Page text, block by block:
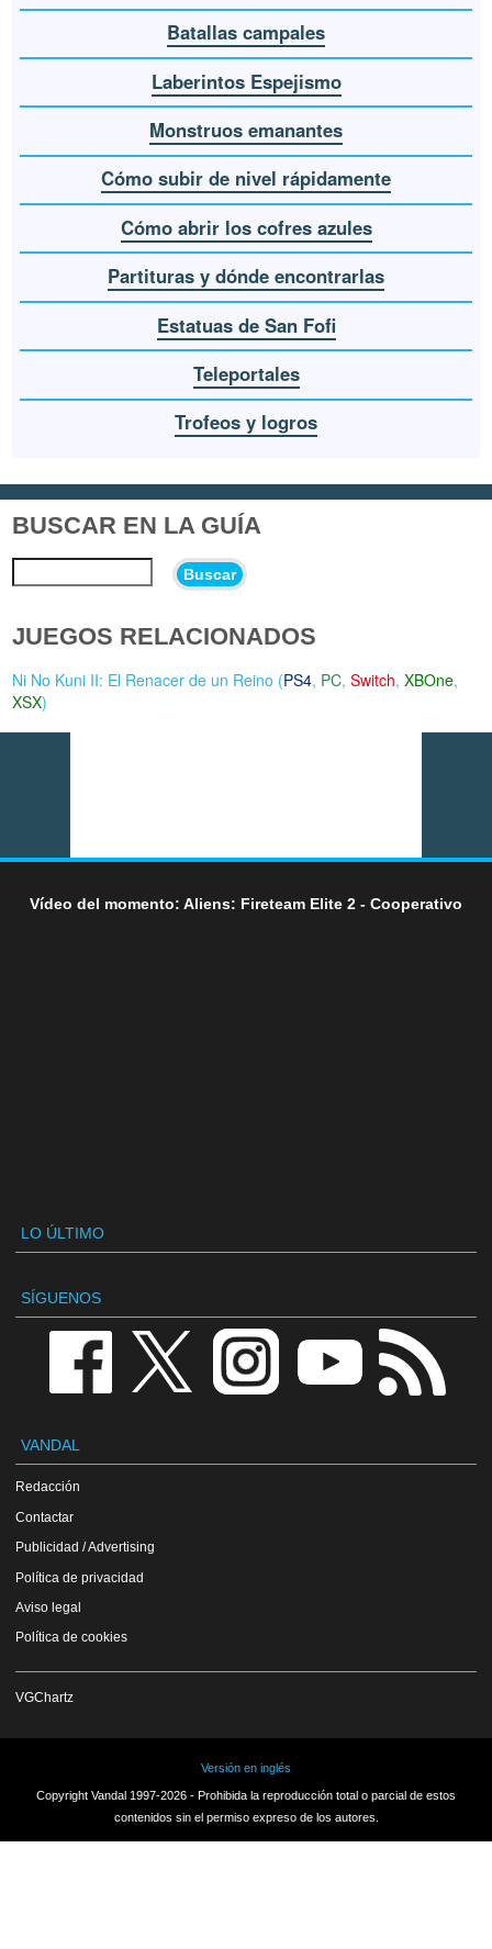
Batallas campales
Laberintos Espejismo
Monstruos emanantes
Cómo subir de nivel rápidamente
Cómo abrir los cofres azules
Partituras y dónde encontrarlas
Estatuas de San Fofi
Teleportales
Trofeos y logros
BUSCAR EN LA GUÍA
Buscar
JUEGOS RELACIONADOS
Ni No Kuni II: El Renacer de un Reino (PS4, PC,Switch,XBOne,
XSX)
Vídeo del momento: Aliens: Fireteam Elite 2 - Cooperativo
LO ÚLTIMO
SÍGUENOS
VANDAL
Redacción
Contactar
Publicidad / Advertising
Política de privacidad
Aviso legal
Política de cookies
VGChartz
Versión en inglés
Copyright Vandal 1997-2026 - Prohibida la reproducción total o parcial de estos
contenidos sin el permiso expreso de los autores.